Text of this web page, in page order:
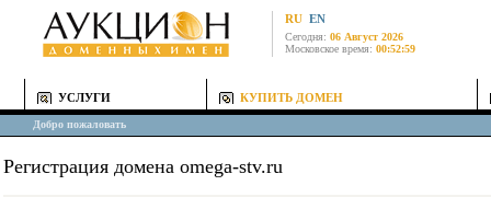
RU EN
Сегодня: 06 Август 2026
Московское время: 00:52:59
УСЛУГИ КУПИТЬ ДОМЕН
Добро пожаловать
Регистрация домена omega-stv.ru